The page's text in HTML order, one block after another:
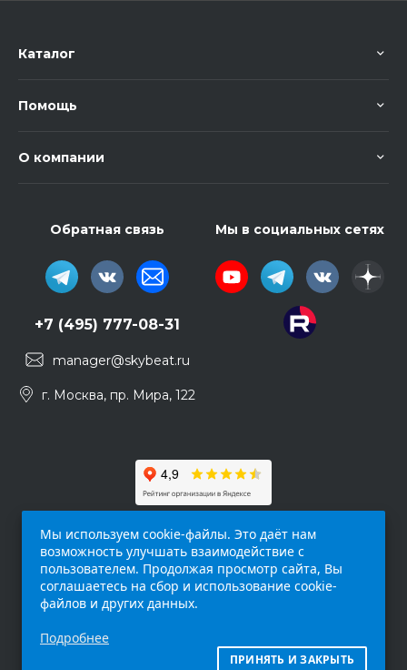
Каталог
Помощь
О компании
Обратная связь
+7 (495) 777-08-31
manager@skybeat.ru
г. Москва, пр. Мира, 122
Мы в социальных сетях
интернет-сайт (
исключительно информационный характер и
Мы используем cookie-файлы. Это даёт нам
возможность улучшать взаимодействие с
пользователем. Продолжая просмотр сайта, Вы
соглашаетесь на сбор и использование cookie-
файлов и других данных.
Подробнее
ПРИНЯТЬ И ЗАКРЫТЬ